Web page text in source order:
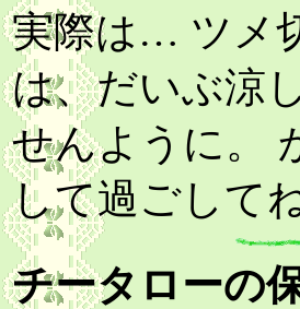
実際は… ツメ
は、だいぶ涼
せんように。
して過ごして
チータローの